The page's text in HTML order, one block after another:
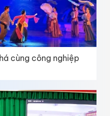
cùng công nghiệp